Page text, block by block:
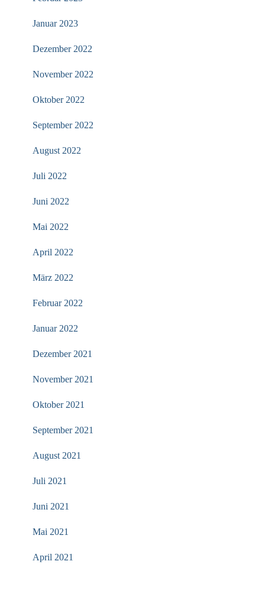
Januar 2023
Dezember 2022
November 2022
Oktober 2022
September 2022
August 2022
Juli 2022
Juni 2022
Mai 2022
April 2022
März 2022
Februar 2022
Januar 2022
Dezember 2021
November 2021
Oktober 2021
September 2021
August 2021
Juli 2021
Juni 2021
Mai 2021
April 2021